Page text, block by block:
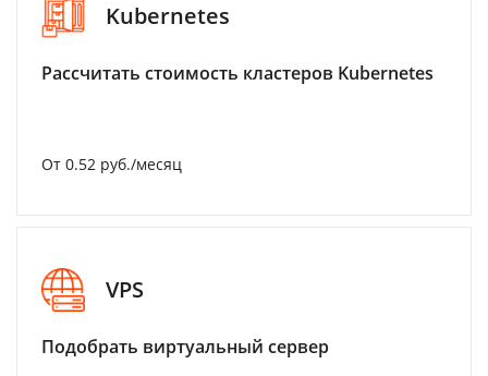
Kubernetes
Рассчитать стоимость кластеров Kubernetes
От 0.52 руб./месяц
VPS
Подобрать виртуальный сервер